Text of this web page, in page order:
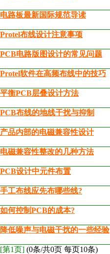
电路板最新国际规范导读
Protel布线设计注意事项
PCB电路版图设计的常见问题
Protel软件在高频布线中的技巧
平衡PCB层叠设计方法
PCB布线的地线干扰与抑制
产品内部的电磁兼容性设计
电磁兼容性整改的几种方法
PCB设计中元件布置
手工布线应先布哪些线?
如何控制PCB的成本?
降低噪声与电磁干扰的一些经验
[第1页] (0条/共0页 每页10条)